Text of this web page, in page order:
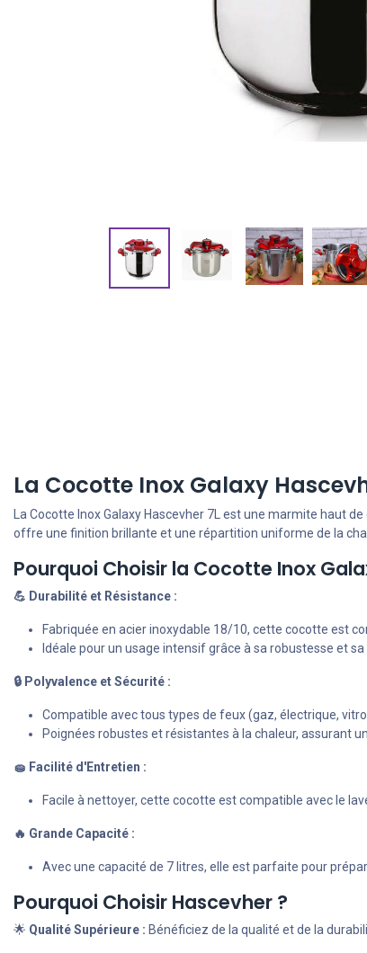
La Cocotte Inox Galaxy
La Cocotte Inox Galaxy Hascevher 7L est une marmite haut
offre une finition brillante et une répartition uniforme de la
Pourquoi Choisir la Cocotte Inox
💪 Durabilité et Résistance :
Fabriquée en acier inoxydable 18/10, cette cocotte est
Idéale pour un usage intensif grâce à sa robustesse et
🔒 Polyvalence et Sécurité :
Compatible avec tous types de feux (gaz, électrique,
Poignées robustes et résistantes à la chaleur, assurant
🧽 Facilité d'Entretien :
Facile à nettoyer, cette cocotte est compatible avec le
🔥 Grande Capacité :
Avec une capacité de 7 litres, elle est parfaite pour
Pourquoi Choisir Hascevher ?
🌟 Qualité Supérieure : Bénéficiez de la qualité et de la